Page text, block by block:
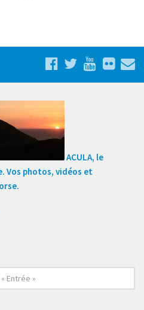
ACULA, le
Vos photos, vidéos et